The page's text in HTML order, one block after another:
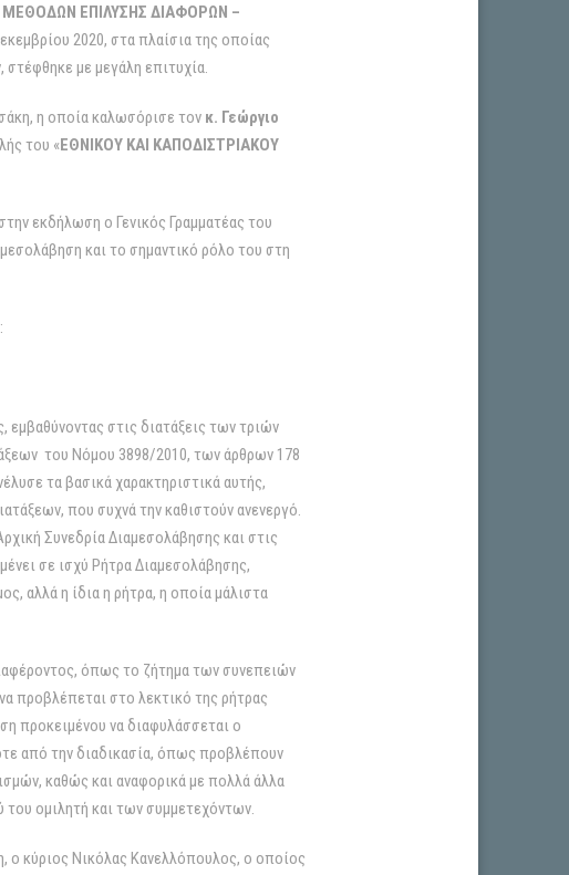
ΕΠΙΛΥΣΗΣ ΔΙΑΦΟΡΩΝ –
2020, στα πλαίσια της οποίας
με μεγάλη επιτυχία.
η οποία καλωσόρισε τον κ. Γεώργιο
του «ΕΘΝΙΚΟΥ ΚΑΙ ΚΑΠΟΔΙΣΤΡΙΑΚΟΥ
εκδήλωση ο Γενικός Γραμματέας του
και το σημαντικό ρόλο του στη
στις διατάξεις των τριών
του Νόμου 3898/2010, των άρθρων 178
τα βασικά χαρακτηριστικά αυτής,
που συχνά την καθιστούν ανενεργό.
Συνεδρία Διαμεσολάβησης και στις
σε ισχύ Ρήτρα Διαμεσολάβησης,
αλλά η ίδια η ρήτρα, η οποία μάλιστα
όπως το ζήτημα των συνεπειών
προβλέπεται στο λεκτικό της ρήτρας
προκειμένου να διαφυλάσσεται ο
από την διαδικασία, όπως προβλέπουν
καθώς και αναφορικά με πολλά άλλα
του ομιλητή και των συμμετεχόντων.
ο κύριος Νικόλας Κανελλόπουλος, ο οποίος